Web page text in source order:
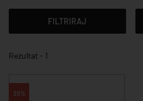
FILTRIRAJ
Rezultat - 1
20%